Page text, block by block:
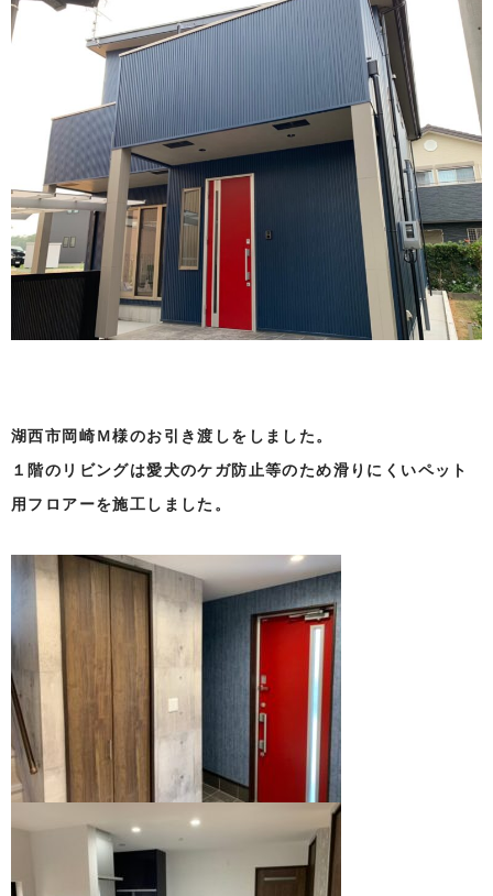
湖西市岡崎Ｍ様のお引き渡しをしました。
１階のリビングは愛犬のケガ防止等のため滑りにくいペット
用フロアーを施工しました。